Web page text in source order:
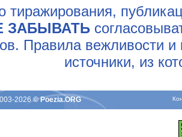
тиражирования,
ЗАБЫВАТЬ
Правила вежливости и
источники, из
2026© Poezia.ORG